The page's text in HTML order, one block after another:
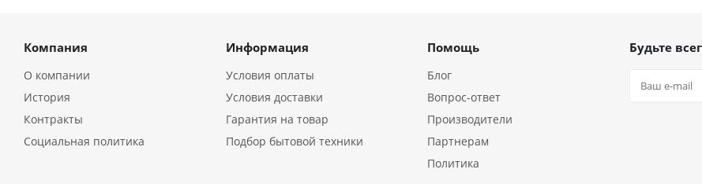
Компания
О компании
История
Контракты
Социальная политика
Информация
Условия оплаты
Условия доставки
Гарантия на товар
Подбор бытовой техники
Помощь
Блог
Вопрос-ответ
Производители
Партнерам
Политика
Будьте